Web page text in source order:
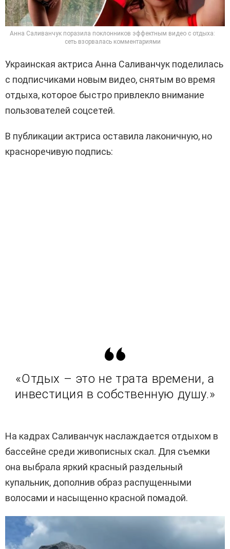
Анна Саливанчук поразила поклонников эффектным видео с отдыха:
сеть взорвалась комментариями
Украинская актриса Анна Саливанчук поделилась
с подписчиками новым видео, снятым во время
отдыха, которое быстро привлекло внимание
пользователей соцсетей.
В публикации актриса оставила лаконичную, но
красноречивую подпись:
«Отдых – это не трата времени, а
инвестиция в собственную душу.»
На кадрах Саливанчук наслаждается отдыхом в
бассейне среди живописных скал. Для съемки
она выбрала яркий красный раздельный
купальник, дополнив образ распущенными
волосами и насыщенно красной помадой.